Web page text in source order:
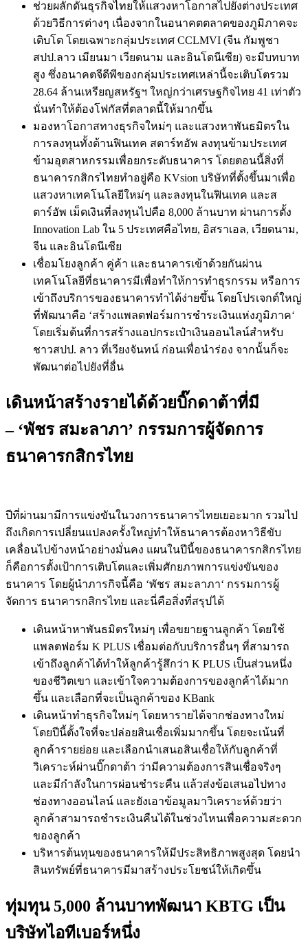
ช่วยผลักดันธุรกิจไทยให้แสวงหาโอกาสไปยังต่างประเทศ
ด้วยวิธีการต่างๆ เนื่องจากในอนาคตตลาดของภูมิภาคจะ
เติบโต โดยเฉพาะกลุ่มประเทศ CCLMVI (จีน กัมพูชา
สปป.ลาว เมียนมา เวียดนาม และอินโดนีเซีย) จะมีบทบาท
สูง ซึ่งอนาคตจีดีพีของกลุ่มประเทศเหล่านี้จะเติบโตรวม
28.64 ล้านเหรียญสหรัฐฯ ใหญ่กว่าเศรษฐกิจไทย 41 เท่าตัว
นั่นทำให้ต้องโฟกัสที่ตลาดนี้ให้มากขึ้น
มองหาโอกาสทางธุรกิจใหม่ๆ และแสวงหาพันธมิตรใน
การลงทุนทั้งด้านฟินเทค สตาร์ทอัพ ลงทุนข้ามประเทศ
ข้ามอุตสาหกรรมเพื่อยกระดับธนาคาร โดยตอนนี้สิ่งที่
ธนาคารกสิกรไทยทำอยู่คือ KVsion บริษัทที่ตั้งขึ้นมาเพื่อ
แสวงหาเทคโนโลยีใหม่ๆ และลงทุนในฟินเทค และส
ตาร์อัพ เม็ดเงินที่ลงทุนไปคือ 8,000 ล้านบาท ผ่านการตั้ง
Innovation Lab ใน 5 ประเทศคือไทย, อิสราเอล, เวียดนาม,
จีน และอินโดนีเซีย
เชื่อมโยงลูกค้า คู่ค้า และธนาคารเข้าด้วยกันผ่าน
เทคโนโลยีที่ธนาคารมีเพื่อทำให้การทำธุรกรรม หรือการ
เข้าถึงบริการของธนาคารทำได้ง่ายขึ้น โดยโปรเจกต์ใหญ่
ที่พัฒนาคือ ‘สร้างแพลตฟอร์มการชำระเงินแห่งภูมิภาค‘
โดยเริ่มต้นที่การสร้างแอปกระเป๋าเงินออนไลน์สำหรับ
ชาวสปป. ลาว ที่เวียงจันทน์ ก่อนเพื่อนำร่อง จากนั้นก็จะ
พัฒนาต่อไปยังที่อื่น
เดินหน้าสร้างรายได้ด้วยบิ๊กดาต้าที่มี
– ‘พัชร สมะลาภา’ กรรมการผู้จัดการ
ธนาคารกสิกรไทย
ปีที่ผ่านมามีการแข่งขันในวงการธนาคารไทยเยอะมาก รวมไป
ถึงเกิดการเปลี่ยนแปลงครั้งใหญ่ทำให้ธนาคารต้องหาวิธีขับ
เคลื่อนไปข้างหน้าอย่างมั่นคง แผนในปีนี้ของธนาคารกสิกรไทย
ก็คือการตั้งเป้าการเติบโตและเพิ่มศักยภาพการแข่งขันของ
ธนาคาร โดยผู้นำภารกิจนี้คือ ‘พัชร สมะลาภา‘ กรรมการผู้
จัดการ ธนาคารกสิกรไทย และนี่คือสิ่งที่สรุปได้
เดินหน้าหาพันธมิตรใหม่ๆ เพื่อขยายฐานลูกค้า โดยใช้
แพลตฟอร์ม K PLUS เชื่อมต่อกับบริการอื่นๆ ที่สามารถ
เข้าถึงลูกค้าได้ทำให้ลูกค้ารู้สึกว่า K PLUS เป็นส่วนหนึ่ง
ของชีวิตเขา และเข้าใจความต้องการของลูกค้าได้มาก
ขึ้น และเลือกที่จะเป็นลูกค้าของ KBank
เดินหน้าทำธุรกิจใหม่ๆ โดยหารายได้จากช่องทางใหม่
โดยปีนี้ตั้งใจที่จะปล่อยสินเชื่อเพิ่มมากขึ้น โดยจะเน้นที่
ลูกค้ารายย่อย และเลือกนำเสนอสินเชื่อให้กับลูกค้าที่
วิเคราะห์ผ่านบิ๊กดาต้า ว่ามีความต้องการสินเชื่อจริงๆ
และมีกำลังในการผ่อนชำระคืน แล้วส่งข้อเสนอไปทาง
ช่องทางออนไลน์ และยังเอาข้อมูลมาวิเคราะห์ด้วยว่า
ลูกค้าสามารถชำระเงินคืนได้ในช่วงไหนเพื่อความสะดวก
ของลูกค้า
บริหารต้นทุนของธนาคารให้มีประสิทธิภาพสูงสุด โดยนำ
สินทรัพย์ที่ธนาคารมีมาสร้างประโยชน์ให้เกิดขึ้น
ทุ่มทุน 5,000 ล้านบาทพัฒนา KBTG เป็น
บริษัทไอทีเบอร์หนึ่ง